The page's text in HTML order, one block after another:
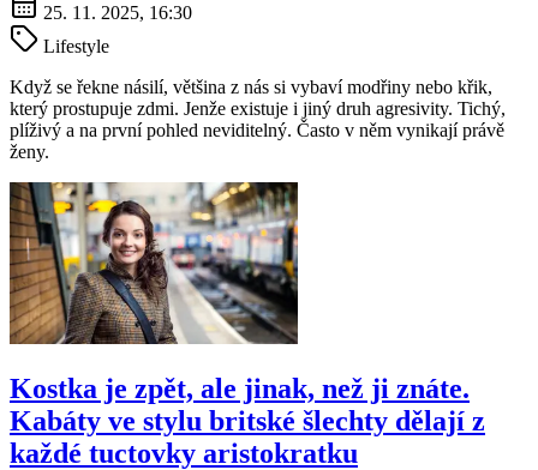
25. 11. 2025, 16:30
Lifestyle
Když se řekne násilí, většina z nás si vybaví modřiny nebo křik,
který prostupuje zdmi. Jenže existuje i jiný druh agresivity. Tichý,
plíživý a na první pohled neviditelný. Často v něm vynikají právě
ženy.
Kostka je zpět, ale jinak, než ji znáte.
Kabáty ve stylu britské šlechty dělají z
každé tuctovky aristokratku